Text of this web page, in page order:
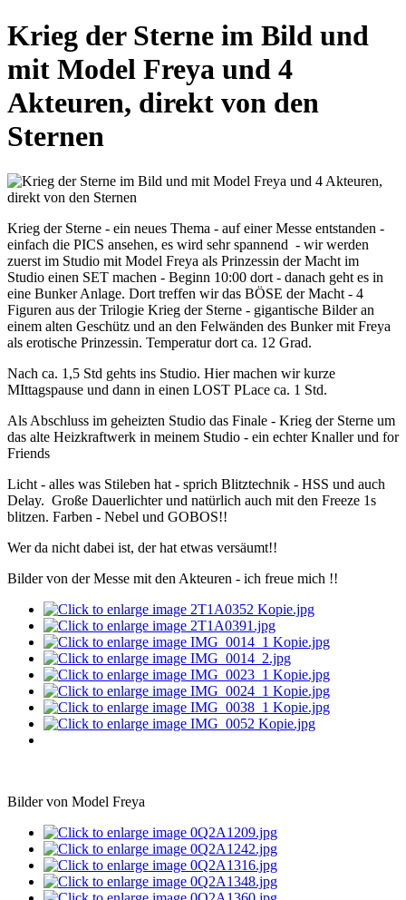
Krieg der Sterne im Bild und
mit Model Freya und 4
Akteuren, direkt von den
Sternen
Krieg der Sterne - ein neues Thema - auf einer Messe entstanden -
einfach die PICS ansehen, es wird sehr spannend - wir werden
zuerst im Studio mit Model Freya als Prinzessin der Macht im
Studio einen SET machen - Beginn 10:00 dort - danach geht es in
eine Bunker Anlage. Dort treffen wir das BÖSE der Macht - 4
Figuren aus der Trilogie Krieg der Sterne - gigantische Bilder an
einem alten Geschütz und an den Felwänden des Bunker mit Freya
als erotische Prinzessin. Temperatur dort ca. 12 Grad.
Nach ca. 1,5 Std gehts ins Studio. Hier machen wir kurze
MIttagspause und dann in einen LOST PLace ca. 1 Std.
Als Abschluss im geheizten Studio das Finale - Krieg der Sterne um
das alte Heizkraftwerk in meinem Studio - ein echter Knaller und for
Friends
Licht - alles was Stileben hat - sprich Blitztechnik - HSS und auch
Delay. Große Dauerlichter und natürlich auch mit den Freeze 1s
blitzen. Farben - Nebel und GOBOS!!
Wer da nicht dabei ist, der hat etwas versäumt!!
Bilder von der Messe mit den Akteuren - ich freue mich !!
Bilder von Model Freya